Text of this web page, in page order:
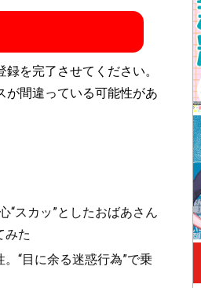
を完了させてください。
間違っている可能性があ
スカッ”としたおばあさん
みた
“目に余る迷惑行為”で乗